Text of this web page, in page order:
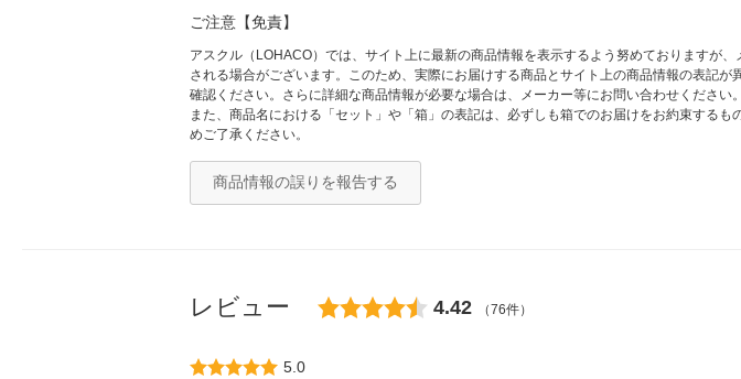
ご注意【免責】
アスクル（LOHACO）では、サイト上に最新の商品情報を表示するよう努めておりますが
される場合がございます。このため、実際にお届けする商品とサイト上の商品情報の表記
確認ください。さらに詳細な商品情報が必要な場合は、メーカー等にお問い合わせください。
また、商品名における「セット」や「箱」の表記は、必ずしも箱でのお届けをお約束する
めご了承ください。
商品情報の誤りを報告する
レビュー 4.42 （76件）
5.0